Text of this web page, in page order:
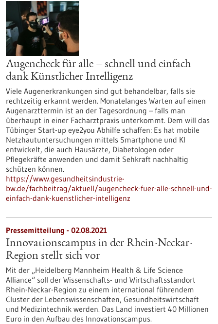
Augencheck für alle – schnell und einfach
dank Künstlicher Intelligenz
Viele Augenerkrankungen sind gut behandelbar, falls sie
rechtzeitig erkannt werden. Monatelanges Warten auf einen
Augenarzttermin ist an der Tagesordnung – falls man
überhaupt in einer Facharztpraxis unterkommt. Dem will das
Tübinger Start-up eye2you Abhilfe schaffen: Es hat mobile
Netzhautuntersuchungen mittels Smartphone und KI
entwickelt, die auch Hausärzte, Diabetologen oder
Pflegekräfte anwenden und damit Sehkraft nachhaltig
schützen können.
https://www.gesundheitsindustrie-
bw.de/fachbeitrag/aktuell/augencheck-fuer-alle-schnell-und-
einfach-dank-kuenstlicher-intelligenz
Pressemitteilung - 02.08.2021
Innovationscampus in der Rhein-Neckar-
Region stellt sich vor
Mit der „Heidelberg Mannheim Health & Life Science
Alliance“ soll der Wissenschafts- und Wirtschaftsstandort
Rhein-Neckar-Region zu einem international führendem
Cluster der Lebenswissenschaften, Gesundheitswirtschaft
und Medizintechnik werden. Das Land investiert 40 Millionen
Euro in den Aufbau des Innovationscampus.